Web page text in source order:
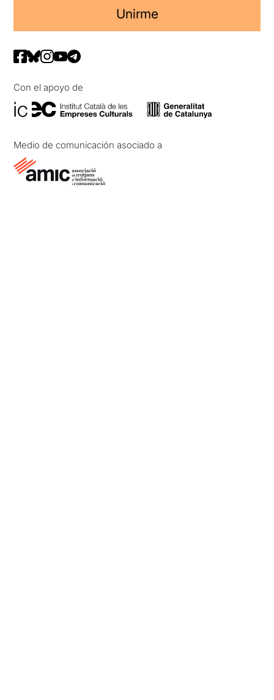
Unirme
Con el apoyo de
Medio de comunicación asociado a